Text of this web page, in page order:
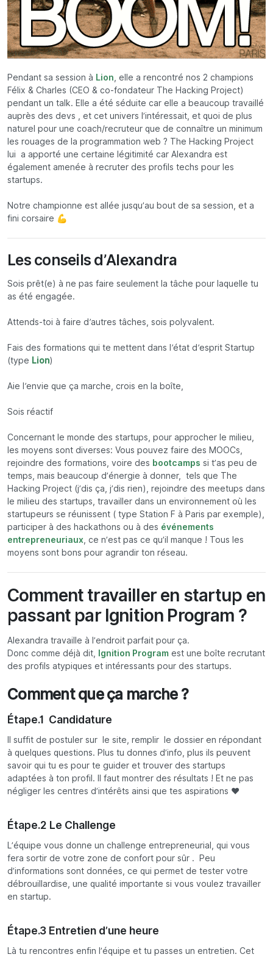
Pendant sa session à Lion , elle a rencontré nos 2 champions
Félix & Charles (CEO & co-fondateur The Hacking Project)
pendant un talk. Elle a été séduite car elle a beaucoup travaillé
auprès des devs , et cet univers l’intéressait, et quoi de plus
naturel pour une coach/recruteur que de connaître un minimum
les rouages de la programmation web ? The Hacking Project
lui a apporté une certaine légitimité car Alexandra est
également amenée à recruter des profils techs pour les
startups.
Notre championne est allée jusqu’au bout de sa session, et a
fini corsaire 💪
Les conseils d’Alexandra
Sois prêt(e) à ne pas faire seulement la tâche pour laquelle tu
as été engagée.
Attends-toi à faire d’autres tâches, sois polyvalent.
Fais des formations qui te mettent dans l’état d’esprit Startup
(type Lion)
Aie l’envie que ça marche, crois en la boîte,
Sois réactif
Concernant le monde des startups, pour approcher le milieu,
les moyens sont diverses: Vous pouvez faire des MOOCs,
rejoindre des formations, voire des bootcamps si t’as peu de
temps, mais beaucoup d’énergie à donner, tels que The
Hacking Project (j’dis ça, j’dis rien), rejoindre des meetups dans
le milieu des startups, travailler dans un environnement où les
startupeurs se réunissent ( type Station F à Paris par exemple),
participer à des hackathons ou à des événements
entrepreneuriaux , ce n’est pas ce qu’il manque ! Tous les
moyens sont bons pour agrandir ton réseau.
Comment travailler en startup en
passant par Ignition Program ?
Alexandra travaille à l’endroit parfait pour ça.
Donc comme déjà dit, Ignition Program est une boîte recrutant
des profils atypiques et intéressants pour des startups.
Comment que ça marche ?
Étape.1 Candidature
Il suffit de postuler sur le site, remplir le dossier en répondant
à quelques questions. Plus tu donnes d’info, plus ils peuvent
savoir qui tu es pour te guider et trouver des startups
adaptées à ton profil. Il faut montrer des résultats ! Et ne pas
négliger les centres d’intérêts ainsi que tes aspirations ❤
Étape.2 Le Challenge
L’équipe vous donne un challenge entrepreneurial, qui vous
fera sortir de votre zone de confort pour sûr . Peu
d’informations sont données, ce qui permet de tester votre
débrouillardise, une qualité importante si vous voulez travailler
en startup.
Étape.3 Entretien d’une heure
Là tu rencontres enfin l’équipe et tu passes un entretien. Cet